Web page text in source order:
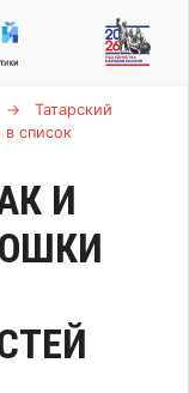
→
Татарский
список
И